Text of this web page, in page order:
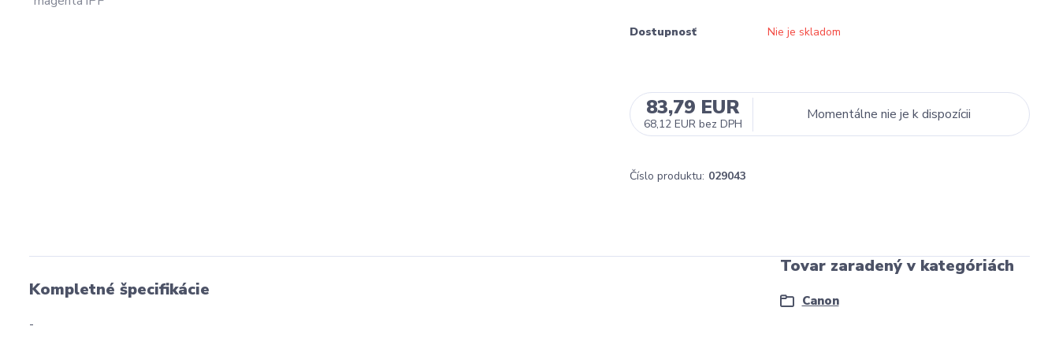
Dostupnosť Nie je skladom
83,79 EUR
68,12 EUR bez DPH
Momentálne nie je k dispozícii
Číslo produktu: 029043
Kompletné špecifikácie
-
Tovar zaradený v kategóriách
Canon